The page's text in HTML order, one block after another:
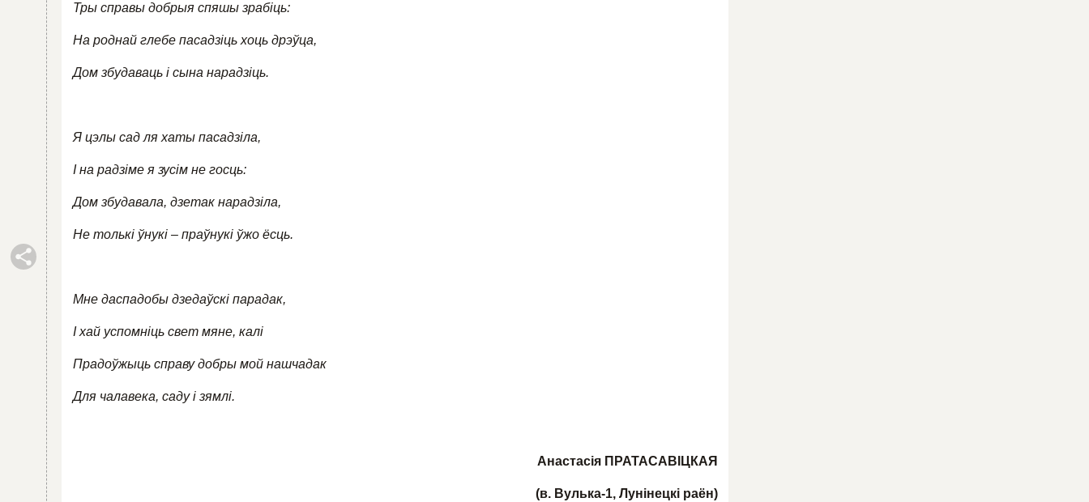
Тры справы добрыя спяшы зрабіць:
На роднай глебе пасадзіць хоць дрэўца,
Дом збудаваць і сына нарадзіць.
Я цэлы сад ля хаты пасадзіла,
І на радзіме я зусім не госць:
Дом збудавала, дзетак нарадзіла,
Не толькі ўнукі – праўнукі ўжо ёсць.
Мне даспадобы дзедаўскі парадак,
І хай успомніць свет мяне, калі
Прадоўжыць справу добры мой нашчадак
Для чалавека, саду і зямлі.
Анастасія ПРАТАСАВІЦКАЯ
(в. Вулька-1, Лунінецкі раён)